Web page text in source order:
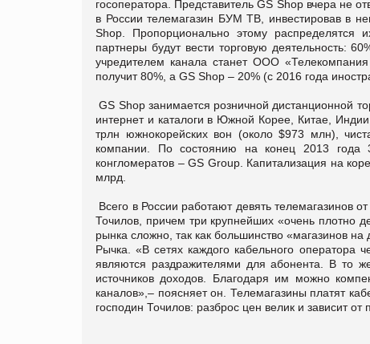
госоператора. Представитель GS Shop вчера не
в России телемагазин БУМ ТВ, инвестировав в
Shop. Пропорционально этому
партнеры будут вести торговую деятельность:
учредителем канала станет ООО
получит 80%, а GS Shop – 20% (с 2016 года
GS Shop занимается розничной дистанционной
интернет и каталоги в Южной Корее, Китае,
трлн южнокорейских вон (около $973 млн),
компании. По состоянию на конец 2013 года
конгломератов – GS Group. Капитализация на
млрд.
Всего в России работают девять телемагазинов
Точилов, причем три крупнейших «очень плотно
рынка сложно, так как большинство «магазинов
Рычка. «В сетях каждого кабельного оператора
являются раздражителями для абонента. В то
источников доходов. Благодаря им можно
каналов»,– поясняет он. Телемагазины платят
господин Точилов: разброс цен велик и зависит